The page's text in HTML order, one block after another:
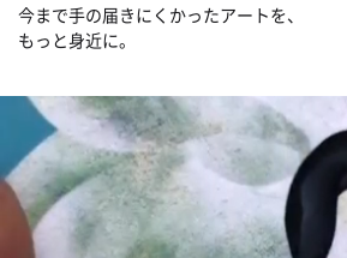
今まで手の届きにくかったアートを、
もっと身近に。